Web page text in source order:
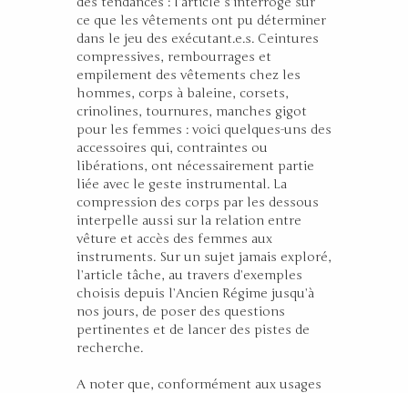
ce que les vêtements ont pu déterminer
dans le jeu des exécutant.e.s. Ceintures
compressives, rembourrages et
empilement des vêtements chez les
hommes, corps à baleine, corsets,
crinolines, tournures, manches gigot
pour les femmes : voici quelques-uns des
accessoires qui, contraintes ou
libérations, ont nécessairement partie
liée avec le geste instrumental. La
compression des corps par les dessous
interpelle aussi sur la relation entre
vêture et accès des femmes aux
instruments. Sur un sujet jamais exploré,
l’article tâche, au travers d’exemples
choisis depuis l’Ancien Régime jusqu’à
nos jours, de poser des questions
pertinentes et de lancer des pistes de
recherche.
A noter que, conformément aux usages